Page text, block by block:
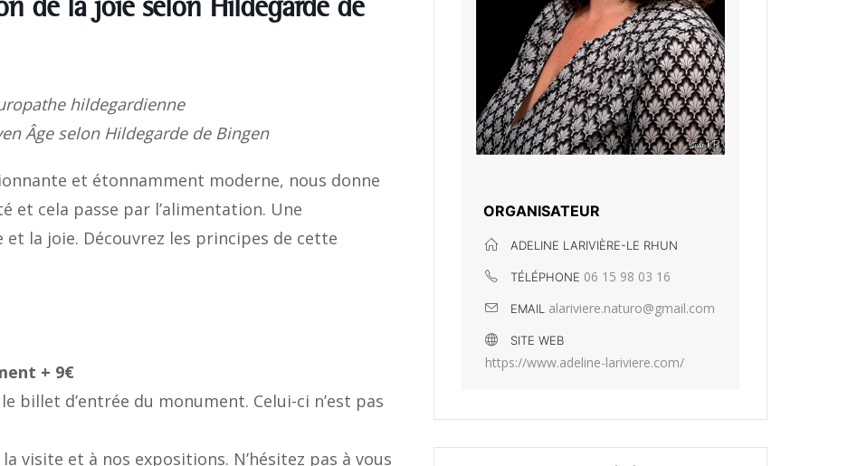
de la joie selon Hildegarde de
hildegardienne
Âge selon Hildegarde de Bingen
et étonnamment moderne, nous donne
et cela passe par l’alimentation. Une
la joie. Découvrez les principes de cette
+ 9€
billet d’entrée du monument. Celui-ci n’est pas
visite et à nos expositions. N’hésitez pas à vous
ORGANISATEUR
ADELINE LARIVIÈRE-LE RHUN
TÉLÉPHONE 06 15 98 03 16
EMAIL alariviere.naturo@gmail.com
SITE WEB
https://www.adeline-lariviere.com/